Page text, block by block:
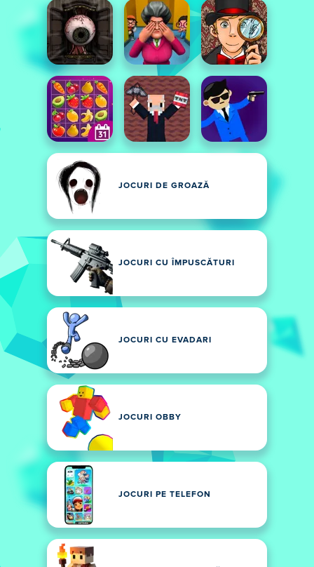
JOCURI DE GROAZĂ
JOCURI CU ÎMPUSCĂTURI
JOCURI CU EVADARI
JOCURI OBBY
JOCURI PE TELEFON